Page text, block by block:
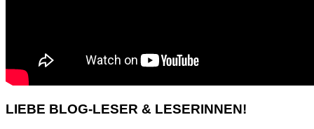
LIEBE BLOG-LESER & LESERINNEN!